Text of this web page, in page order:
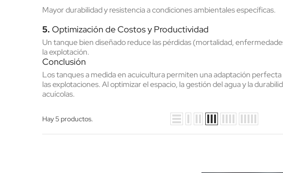
Mayordurabilidad y resistencia a condiciones ambientales específicas.
5. Optimización de Costos y Productividad
Un tanque bien diseñado reduce las pérdidas (mortalidad,
la explotación.
Conclusión
Los tanques a medida en acuicultura permiten una adaptación perfecta
las explotaciones. Al optimizar el espacio, la gestión del agua y la
acuícolas.
Hay 5 productos.